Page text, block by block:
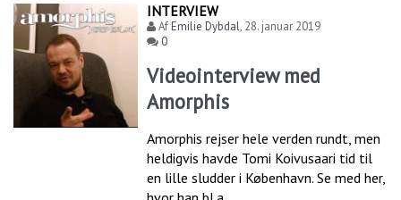
INTERVIEW
AfEmilie Dybdal, 28. januar 2019
0
Videointerview med
Amorphis
Amorphis rejser hele verden rundt, men
heldigvis havde Tomi Koivusaari tid til
en lille sludder i København. Se med her,